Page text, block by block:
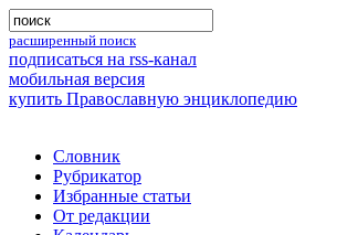
расширенный поиск
подписаться на rss-канал
мобильная версия
купить Православную энциклопедию
Словник
Рубрикатор
Избранные статьи
От редакции